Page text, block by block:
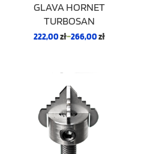
GLAVA HORNET
TURBOSAN
222,00zł–266,00zł